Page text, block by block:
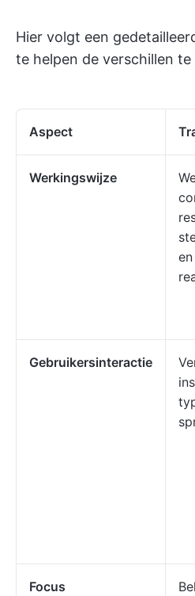
Hier volgt een
te helpen de verschillen te
Aspect
Werkingswijze
Gebruikersinteractie
Focus